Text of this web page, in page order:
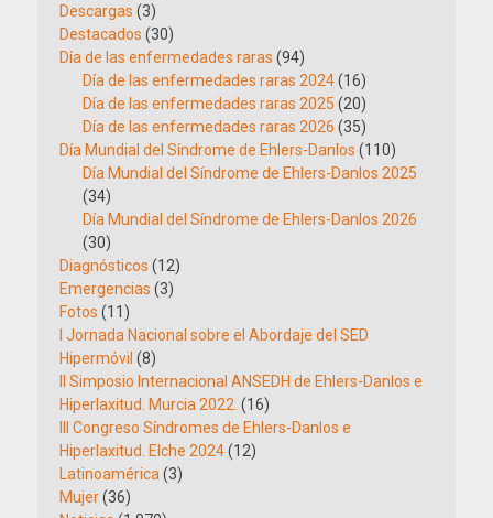
Descargas (3)
Destacados (30)
Día de las enfermedades raras (94)
Día de las enfermedades raras 2024(16)
Día de las enfermedades raras 2025 (20)
Día de las enfermedades raras 2026 (35)
Día Mundial del Síndrome de Ehlers-Danlos (110)
Día Mundial del Síndrome de Ehlers-Danlos 2025
(34)
Día Mundial del Síndrome de Ehlers-Danlos 2026
(30)
Diagnósticos (12)
Emergencias (3)
Fotos (11)
I Jornada Nacional sobre el Abordaje del SED
Hipermóvil (8)
II Simposio Internacional ANSEDH de Ehlers-Danlos e
Hiperlaxitud. Murcia 2022. (16)
III Congreso Síndromes de Ehlers-Danlos e
Hiperlaxitud. Elche 2024(12)
Latinoamérica(3)
Mujer(36)